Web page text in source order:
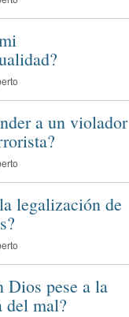
a un violador
legalización de
Dios pese a la
del mal?